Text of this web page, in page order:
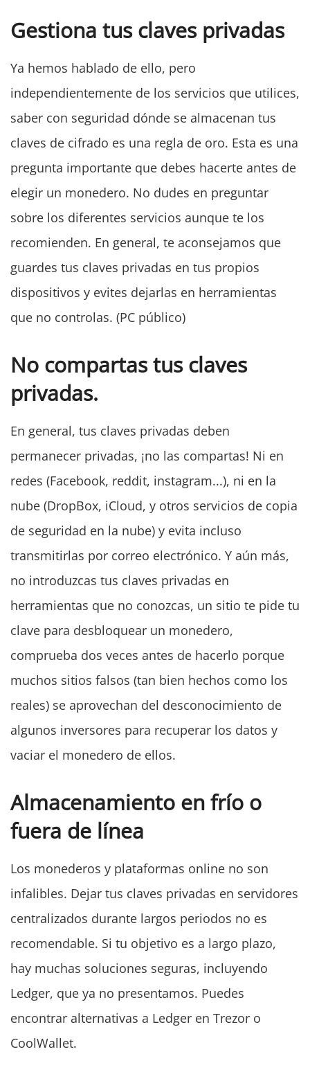
Gestiona tus claves privadas
Ya hemos hablado de ello, pero
independientemente de los servicios que utilices,
saber con seguridad dónde se almacenan tus
claves de cifrado es una regla de oro. Esta es una
pregunta importante que debes hacerte antes de
elegir un monedero. No dudes en preguntar
sobre los diferentes servicios aunque te los
recomienden. En general, te aconsejamos que
guardes tus claves privadas en tus propios
dispositivos y evites dejarlas en herramientas
que no controlas. (PC público)
No compartas tus claves
privadas.
En general, tus claves privadas deben
permanecer privadas, ¡no las compartas! Ni en
redes (Facebook, reddit, instagram...), ni en la
nube (DropBox, iCloud, y otros servicios de copia
de seguridad en la nube) y evita incluso
transmitirlas por correo electrónico. Y aún más,
no introduzcas tus claves privadas en
herramientas que no conozcas, un sitio te pide tu
clave para desbloquear un monedero,
comprueba dos veces antes de hacerlo porque
muchos sitios falsos (tan bien hechos como los
reales) se aprovechan del desconocimiento de
algunos inversores para recuperar los datos y
vaciar el monedero de ellos.
Almacenamiento en frío o
fuera de línea
Los monederos y plataformas online no son
infalibles. Dejar tus claves privadas en servidores
centralizados durante largos periodos no es
recomendable. Si tu objetivo es a largo plazo,
hay muchas soluciones seguras, incluyendo
Ledger, que ya no presentamos. Puedes
encontrar alternativas a Ledger en Trezor o
CoolWallet.